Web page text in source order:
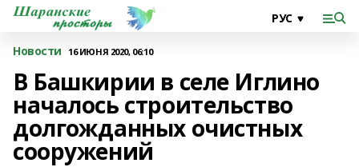
Новости 16 ИЮНЯ 2020, 06:10
В Башкирии в селе Иглино
началось строительство
долгожданных очистных
сооружений